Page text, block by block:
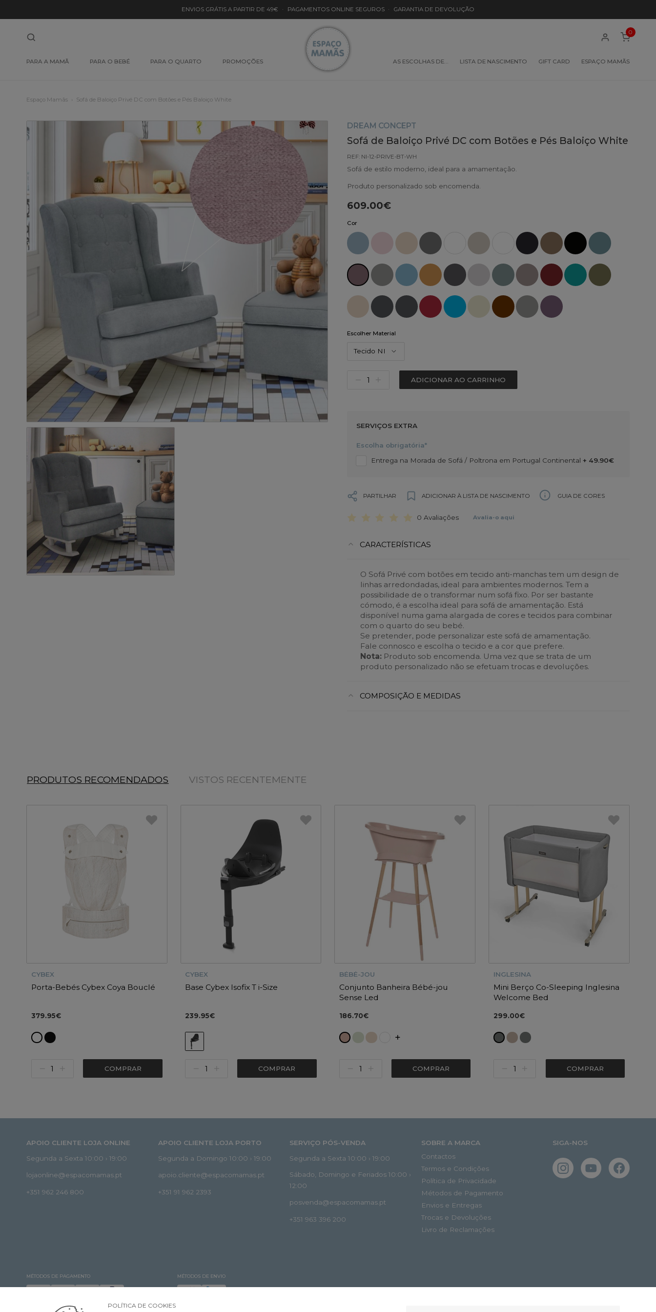
ENVIOS GRÁTIS A PARTIR DE 49€ · PAGAMENTOS ONLINE SEGUROS · GARANTIA DE DEVOLUÇÃO
PARA A MAMÃ PARA O BEBÉ PARA O QUARTO PROMOÇÕES AS ESCOLHAS DE… LISTA DE NASCIMENTO GIFT CARD ESPAÇO MAMÃS
0
Espaço Mamãs Sofá de Baloiço Privé DC com Botões e Pés Baloiço White
DREAM CONCEPT
Sofá de Baloiço Privé DC com Botões e Pés Baloiço White
REF: NI-12-PRIVE-BT-WH
Sofá de estilo moderno, ideal para a amamentação.
Produto personalizado sob encomenda.
609.00€
Cor
Escolher Material
Tecido NI
ADICIONAR AO CARRINHO
SERVIÇOS EXTRA
Escolha obrigatória*
Entrega na Morada de Sofá / Poltrona em Portugal Continental + 49.90€
PARTILHAR ADICIONAR À LISTA DE NASCIMENTO GUIA DE CORES
0 Avaliações Avalia-o aqui
CARACTERÍSTICAS
O Sofá Privé com botões em tecido anti-manchas tem um design de
linhas arredondadas, ideal para ambientes modernos. Tem a
possibilidade de o transformar num sofá fixo. Por ser bastante
cómodo, é a escolha ideal para sofá de amamentação. Está
disponível numa gama alargada de cores e tecidos para combinar
com o quarto do seu bebé.
Se pretender, pode personalizar este sofá de amamentação.
Fale connosco e escolha o tecido e a cor que prefere.
Nota: Produto sob encomenda. Uma vez que se trata de um
produto personalizado não se efetuam trocas e devoluções.
COMPOSIÇÃO E MEDIDAS
PRODUTOS RECOMENDADOS VISTOS RECENTEMENTE
CYBEX
Porta-Bebés Cybex Coya Bouclé
379.95€
COMPRAR
CYBEX
Base Cybex Isofix T i-Size
239.95€
COMPRAR
BÉBÉ-JOU
Conjunto Banheira Bébé-jou
Sense Led
186.70€
COMPRAR
INGLESINA
Mini Berço Co-Sleeping Inglesina
Welcome Bed
299.00€
COMPRAR
APOIO CLIENTE LOJA ONLINE
Segunda a Sexta 10:00 › 19:00
lojaonline@espacomamas.pt
+351 962 246 800
APOIO CLIENTE LOJA PORTO
Segunda a Domingo 10:00 › 19:00
apoio.cliente@espacomamas.pt
+351 91 962 2393
SERVIÇO PÓS-VENDA
Segunda a Sexta 10:00 › 19:00
Sábado, Domingo e Feriados 10:00 ›
12:00
posvenda@espacomamas.pt
+351 963 396 200
SOBRE A MARCA
Contactos
Termos e Condições
Política de Privacidade
Métodos de Pagamento
Envios e Entregas
Trocas e Devoluções
Livro de Reclamações
SIGA-NOS
MÉTODOS DE PAGAMENTO MÉTODOS DE ENVIO
POLÍTICA DE COOKIES